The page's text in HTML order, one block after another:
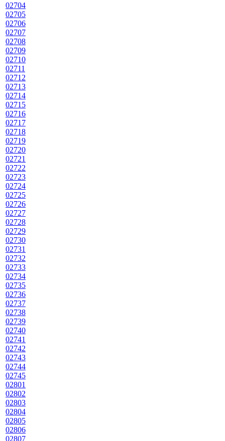
02704
02705
02706
02707
02708
02709
02710
02711
02712
02713
02714
02715
02716
02717
02718
02719
02720
02721
02722
02723
02724
02725
02726
02727
02728
02729
02730
02731
02732
02733
02734
02735
02736
02737
02738
02739
02740
02741
02742
02743
02744
02745
02801
02802
02803
02804
02805
02806
02807